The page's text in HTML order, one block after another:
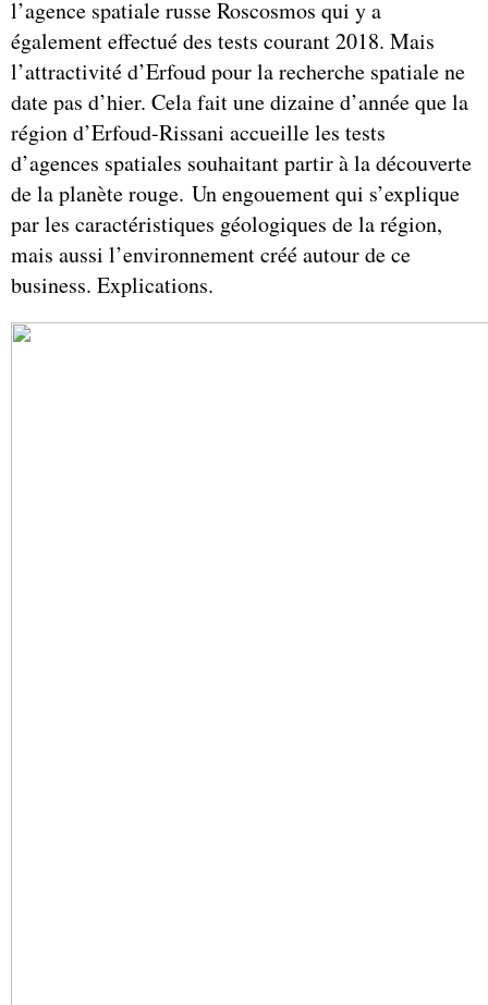
l’agence spatiale russe Roscosmos qui y a
également effectué des tests courant 2018. Mais
l’attractivité d’Erfoud pour la recherche spatiale ne
date pas d’hier. Cela fait une dizaine d’année que la
région d’Erfoud-Rissani accueille les tests
d’agences spatiales souhaitant partir à la découverte
de la planète rouge. Un engouement qui s’explique
par les caractéristiques géologiques de la région,
mais aussi l’environnement créé autour de ce
business. Explications.